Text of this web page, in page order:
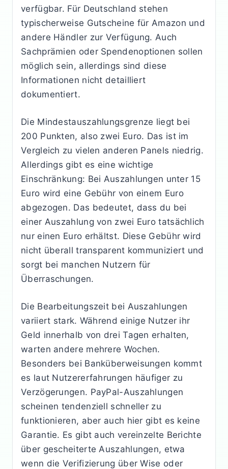
verfügbar. Für Deutschland stehen
typischerweise Gutscheine für Amazon und
andere Händler zur Verfügung. Auch
Sachprämien oder Spendenoptionen sollen
möglich sein, allerdings sind diese
Informationen nicht detailliert
dokumentiert.
Die Mindestauszahlungsgrenze liegt bei
200 Punkten, also zwei Euro. Das ist im
Vergleich zu vielen anderen Panels niedrig.
Allerdings gibt es eine wichtige
Einschränkung: Bei Auszahlungen unter 15
Euro wird eine Gebühr von einem Euro
abgezogen. Das bedeutet, dass du bei
einer Auszahlung von zwei Euro tatsächlich
nur einen Euro erhältst. Diese Gebühr wird
nicht überall transparent kommuniziert und
sorgt bei manchen Nutzern für
Überraschungen.
Die Bearbeitungszeit bei Auszahlungen
variiert stark. Während einige Nutzer ihr
Geld innerhalb von drei Tagen erhalten,
warten andere mehrere Wochen.
Besonders bei Banküberweisungen kommt
es laut Nutzererfahrungen häufiger zu
Verzögerungen. PayPal-Auszahlungen
scheinen tendenziell schneller zu
funktionieren, aber auch hier gibt es keine
Garantie. Es gibt auch vereinzelte Berichte
über gescheiterte Auszahlungen, etwa
wenn die Verifizierung über Wise oder